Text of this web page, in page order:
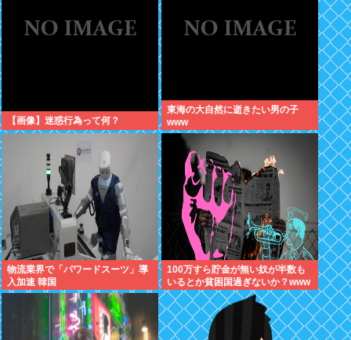
【画像】迷惑行為って何？
東海の大自然に逝きたい男の子
www
物流業界で「パワードスーツ」導
入加速 韓国
100万すら貯金が無い奴が半数も
いるとか貧困国過ぎないか？www